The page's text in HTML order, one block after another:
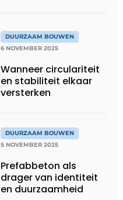
DUURZAAM BOUWEN
6 NOVEMBER 2025
Wanneer circulariteit
en stabiliteit elkaar
versterken
DUURZAAM BOUWEN
5 NOVEMBER 2025
Prefabbeton als
drager van identiteit
en duurzaamheid